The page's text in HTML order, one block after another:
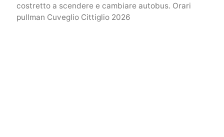
costretto a scendere e cambiare autobus. Orari
pullman Cuveglio Cittiglio 2026